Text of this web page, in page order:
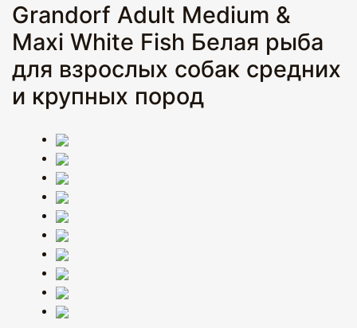
Grandorf Adult Medium &
Maxi White Fish Белая рыба
для взрослых собак средних
и крупных пород